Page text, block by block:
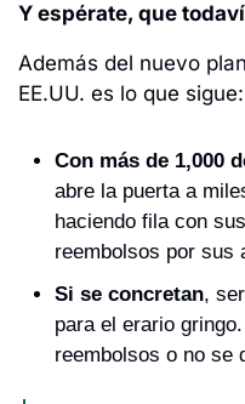
Y espérate, que
Además del nuevo
EE.UU. es lo que sigue:
Con más de 1,000
abre la puerta a
haciendo fila con
reembolsos por sus
Si se concretan,
para el erario
reembolsos o no se